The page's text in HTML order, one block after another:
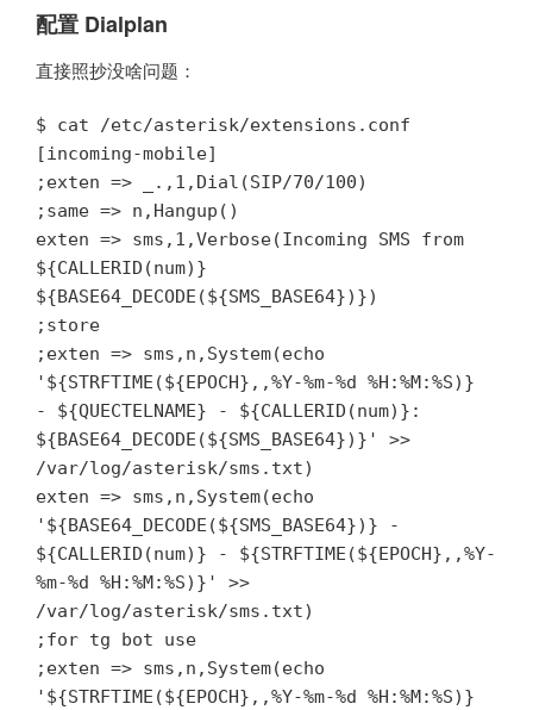
配置 Dialplan
直接照抄没啥问题：
$ cat /etc/asterisk/extensions.conf
[incoming-mobile]
;exten => _.,1,Dial(SIP/70/100)
;same => n,Hangup()
exten => sms,1,Verbose(Incoming SMS from
${CALLERID(num)}
${BASE64_DECODE(${SMS_BASE64})})
;store
;exten => sms,n,System(echo
'${STRFTIME(${EPOCH},,%Y-%m-%d %H:%M:%S)}
- ${QUECTELNAME} - ${CALLERID(num)}:
${BASE64_DECODE(${SMS_BASE64})}' >>
/var/log/asterisk/sms.txt)
exten => sms,n,System(echo
'${BASE64_DECODE(${SMS_BASE64})} -
${CALLERID(num)} - ${STRFTIME(${EPOCH},,%Y-
%m-%d %H:%M:%S)}' >>
/var/log/asterisk/sms.txt)
;for tg bot use
;exten => sms,n,System(echo
'${STRFTIME(${EPOCH},,%Y-%m-%d %H:%M:%S)}